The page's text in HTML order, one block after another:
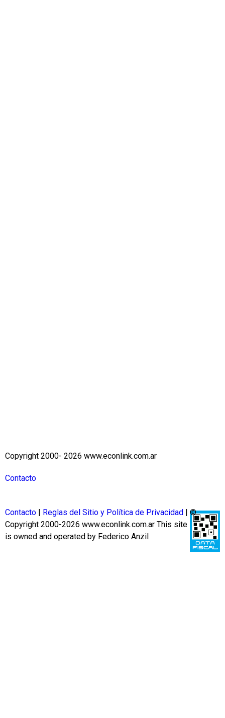
Copyright 2000- 2026 www.econlink.com.ar
Contacto
Contacto Reglas del Sitio y Política de Privacidad
| ©
Copyright 2000-2026 www.econlink.com.ar This site
is owned and operated by Federico Anzil